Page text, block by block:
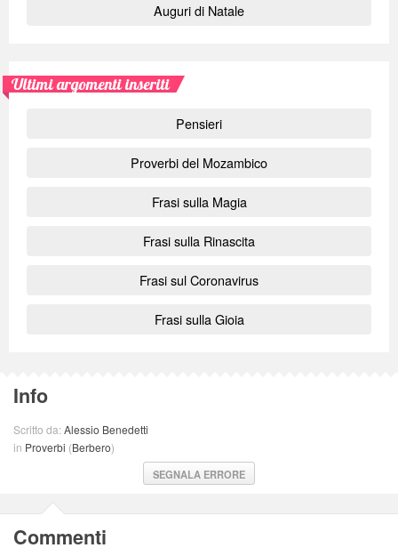
Auguri di Natale
Ultimi argomenti inseriti
Pensieri
Proverbi del Mozambico
Frasi sulla Magia
Frasi sulla Rinascita
Frasi sul Coronavirus
Frasi sulla Gioia
Info
Scritto da:Alessio Benedetti
in Proverbi (Berbero)
SEGNALA ERRORE
Commenti